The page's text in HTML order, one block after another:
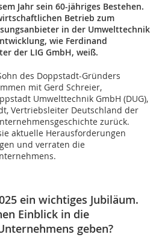
Jahr sein 60-jähriges Bestehen.
Betrieb zum
in der Umwelttechnik
wie Ferdinand
der LIG GmbH, weiß.
des Doppstadt-Gründers
mit Gerd Schreier,
Umwelttechnik GmbH (DUG),
Vertriebsleiter Deutschland der
zurück.
aktuelle Herausforderungen
und verraten die
ein wichtiges Jubiläum.
Einblick in die
geben?